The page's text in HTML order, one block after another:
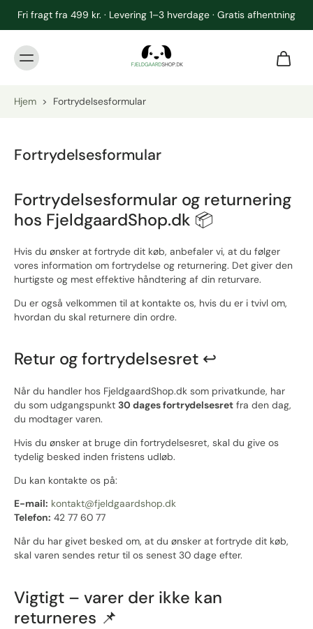
Fri fragt fra 499 kr. · Levering 1–3 hverdage · Gratis afhentning
Hjem > Fortrydelsesformular
Fortrydelsesformular
Fortrydelsesformular og returnering
hos FjeldgaardShop.dk 📦
Hvis du ønsker at fortryde dit køb, anbefaler vi, at du følger
vores information om fortrydelse og returnering. Det giver den
hurtigste og mest effektive håndtering af din returvare.
Du er også velkommen til at kontakte os, hvis du er i tvivl om,
hvordan du skal returnere din ordre.
Retur og fortrydelsesret ↩️
Når du handler hos FjeldgaardShop.dk som privatkunde, har
du som udgangspunkt 30 dages fortrydelsesret fra den dag,
du modtager varen.
Hvis du ønsker at bruge din fortrydelsesret, skal du give os
tydelig besked inden fristens udløb.
Du kan kontakte os på:
E-mail: kontakt@fjeldgaardshop.dk
Telefon: 42 77 60 77
Når du har givet besked om, at du ønsker at fortryde dit køb,
skal varen sendes retur til os senest 30 dage efter.
Vigtigt – varer der ikke kan
returneres 📌